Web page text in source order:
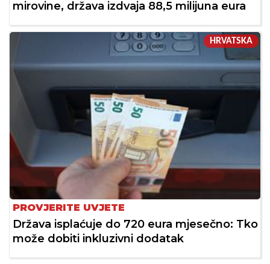
mirovine, država izdvaja 88,5 milijuna eura
HRVATSKA
PROVJERITE UVJETE
Država isplaćuje do 720 eura mjesečno: Tko
može dobiti inkluzivni dodatak